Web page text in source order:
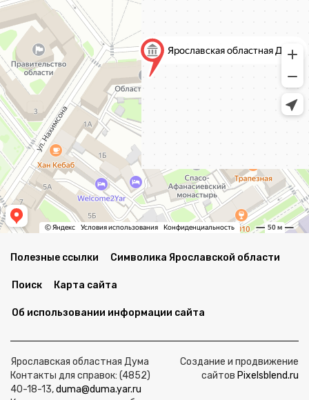
Полезные ссылки Символика Ярославской области
Поиск Карта сайта
Об использовании информации сайта
Ярославская областная Дума
Контакты для справок: (4852)
40-18-13,duma@duma.yar.ru
Создание и продвижение
сайтов Pixelsblend.ru